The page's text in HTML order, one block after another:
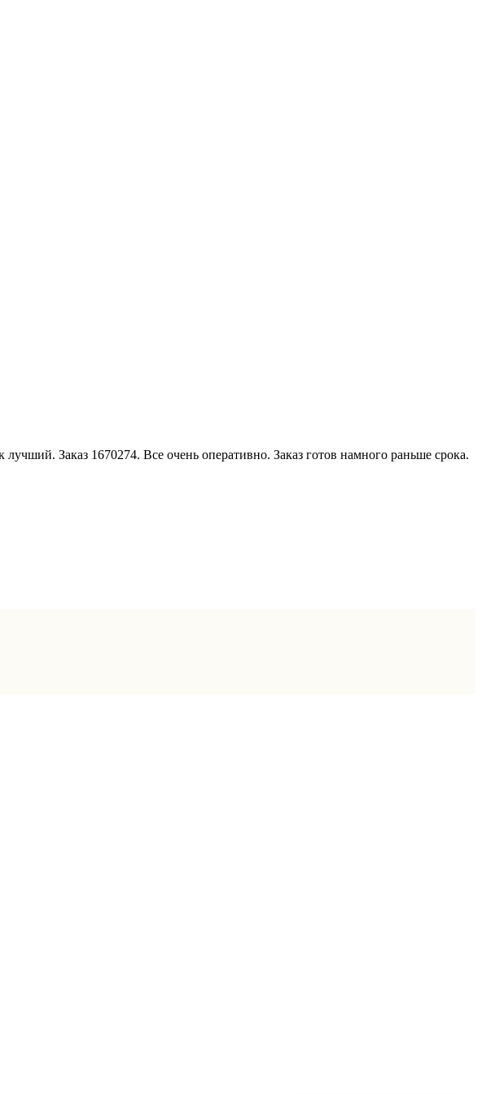
Заказ 1670274. Все очень оперативно. Заказ готов намного раньше срока.